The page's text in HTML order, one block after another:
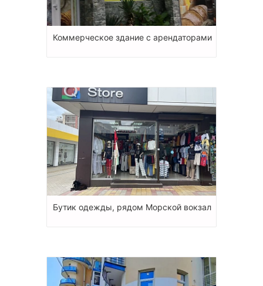
Коммерческое здание с арендаторами
Бутик одежды, рядом Морской вокзал